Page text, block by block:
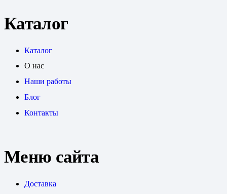
Каталог
Каталог
О нас
Наши работы
Блог
Контакты
Меню сайта
Доставка